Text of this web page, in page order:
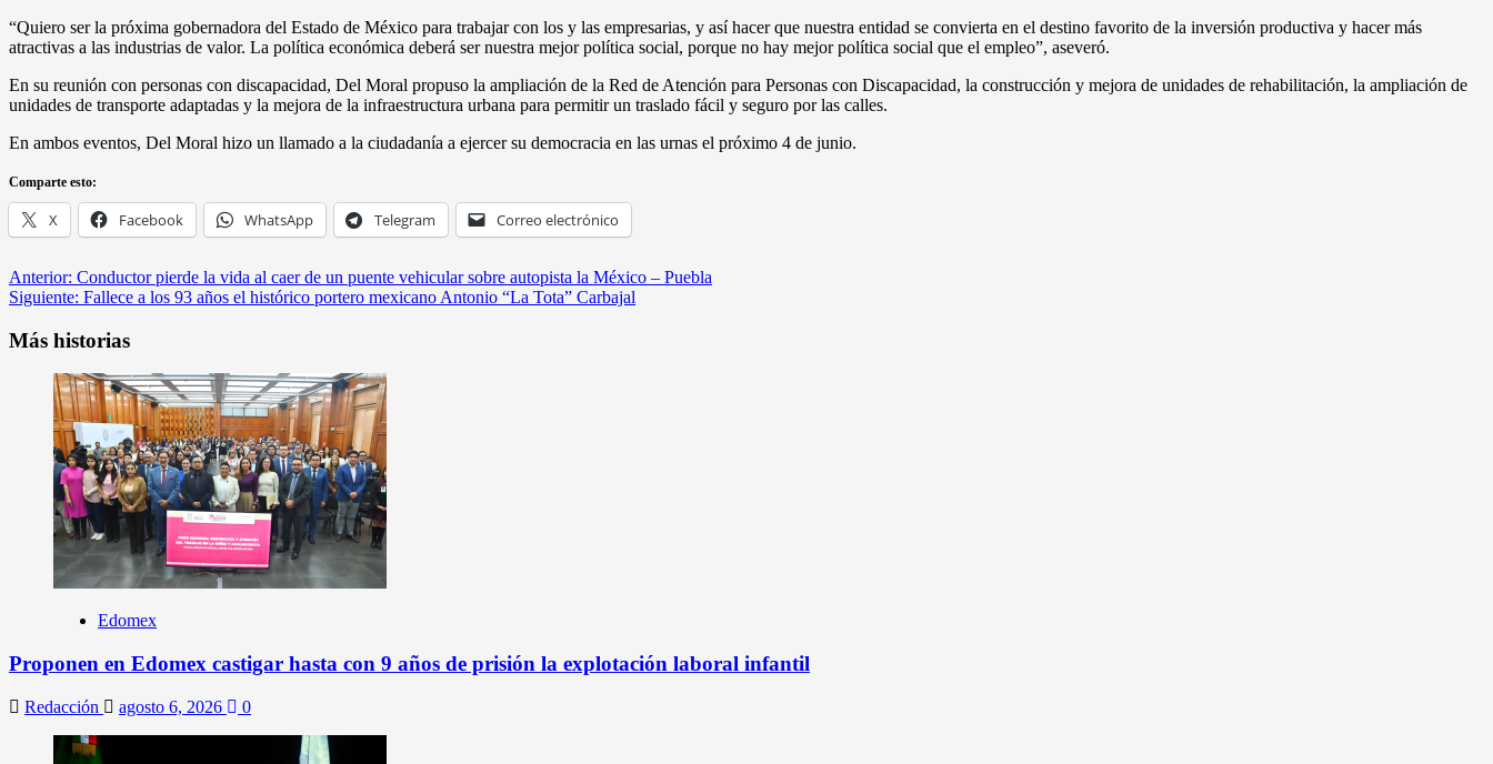
“Quiero ser la próxima gobernadora del Estado de México para trabajar con los y las empresarias, y así hacer que nuestra entidad se convierta en el destino favorito de la inversión productiva y hacer más
atractivas a las industrias de valor. La política económica deberá ser nuestra mejor política social, porque no hay mejor política social que el empleo”, aseveró.
En su reunión con personas con discapacidad, Del Moral propuso la ampliación de la Red de Atención para Personas con Discapacidad, la construcción y mejora de unidades de rehabilitación, la ampliación de
unidades de transporte adaptadas y la mejora de la infraestructura urbana para permitir un traslado fácil y seguro por las calles.
En ambos eventos, Del Moral hizo un llamado a la ciudadanía a ejercer su democracia en las urnas el próximo 4 de junio.
Comparte esto:
X Facebook WhatsApp Telegram Correo electrónico
Navegación
de
entradas
Anterior: Conductor pierde la vida al caer de un puente vehicular sobre autopista la México – Puebla
Siguiente: Fallece a los 93 años el histórico portero mexicano Antonio “La Tota” Carbajal
Más historias
Edomex
Proponen en Edomex castigar hasta con 9 años de prisión la explotación laboral infantil
Redacción agosto 6, 2026 0